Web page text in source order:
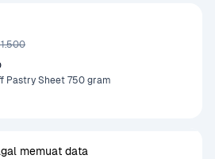
Pastry Sheet 750 gram
memuat data